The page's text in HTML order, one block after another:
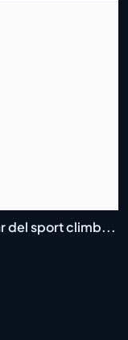
del sport climb...